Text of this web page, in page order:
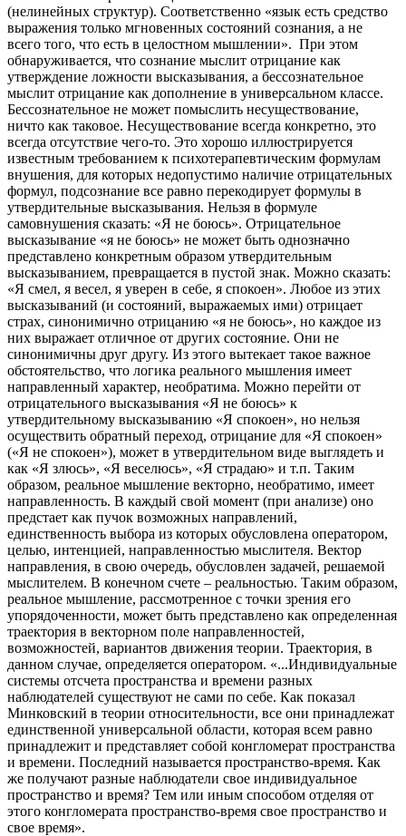
(нелинейных структур). Соответственно «язык есть средство
выражения только мгновенных состояний сознания, а не
всего того, что есть в целостном мышлении». При этом
обнаруживается, что сознание мыслит отрицание как
утверждение ложности высказывания, а бессознательное
мыслит отрицание как дополнение в универсальном классе.
Бессознательное не может помыслить несуществование,
ничто как таковое. Несуществование всегда конкретно, это
всегда отсутствие чего-то. Это хорошо иллюстрируется
известным требованием к психотерапевтическим формулам
внушения, для которых недопустимо наличие отрицательных
формул, подсознание все равно перекодирует формулы в
утвердительные высказывания. Нельзя в формуле
самовнушения сказать: «Я не боюсь». Отрицательное
высказывание «я не боюсь» не может быть однозначно
представлено конкретным образом утвердительным
высказыванием, превращается в пустой знак. Можно сказать:
«Я смел, я весел, я уверен в себе, я спокоен». Любое из этих
высказываний (и состояний, выражаемых ими) отрицает
страх, синонимично отрицанию «я не боюсь», но каждое из
них выражает отличное от других состояние. Они не
синонимичны друг другу. Из этого вытекает такое важное
обстоятельство, что логика реального мышления имеет
направленный характер, необратима. Можно перейти от
отрицательного высказывания «Я не боюсь» к
утвердительному высказыванию «Я спокоен», но нельзя
осуществить обратный переход, отрицание для «Я спокоен»
(«Я не спокоен»), может в утвердительном виде выглядеть и
как «Я злюсь», «Я веселюсь», «Я страдаю» и т.п. Таким
образом, реальное мышление векторно, необратимо, имеет
направленность. В каждый свой момент (при анализе) оно
предстает как пучок возможных направлений,
единственность выбора из которых обусловлена оператором,
целью, интенцией, направленностью мыслителя. Вектор
направления, в свою очередь, обусловлен задачей, решаемой
мыслителем. В конечном счете – реальностью. Таким образом,
реальное мышление, рассмотренное с точки зрения его
упорядоченности, может быть представлено как определенная
траектория в векторном поле направленностей,
возможностей, вариантов движения теории. Траектория, в
данном случае, определяется оператором. «...Индивидуальные
системы отсчета пространства и времени разных
наблюдателей существуют не сами по себе. Как показал
Минковский в теории относительности, все они принадлежат
единственной универсальной области, которая всем равно
принадлежит и представляет собой конгломерат пространства
и времени. Последний называется пространство-время. Как
же получают разные наблюдатели свое индивидуальное
пространство и время? Тем или иным способом отделяя от
этого конгломерата пространство-время свое пространство и
свое время».